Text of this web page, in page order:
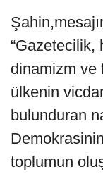
“Gazetecilik,
dinamizm ve
ülkenin
bulunduran
toplumun